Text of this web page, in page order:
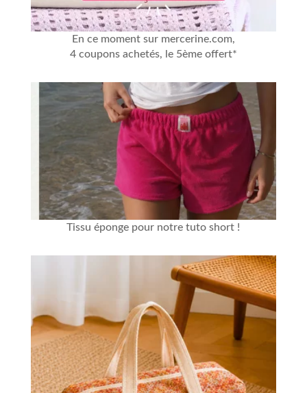
En ce moment sur mercerine.com,
4 coupons achetés, le 5ème offert*
Tissu éponge pour notretuto short !